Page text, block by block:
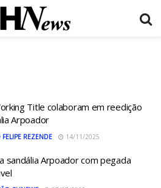
Title colaboram em reedição
Arpoador
FELIPE REZENDE 14/11/2025
sandália Arpoador com pegada